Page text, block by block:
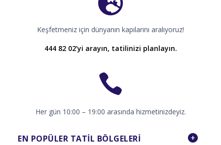
Keşfetmeniz için dünyanın kapılarını aralıyoruz!
444 82 02’yi arayın, tatilinizi planlayın.
Her gün 10:00 – 19:00 arasında hizmetinizdeyiz.
EN POPÜLER TATIL BÖLGELERI